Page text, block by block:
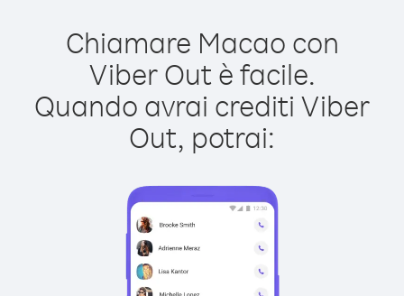
Chiamare Macao con
Viber Out è facile.
Quando avrai crediti Viber
Out, potrai: